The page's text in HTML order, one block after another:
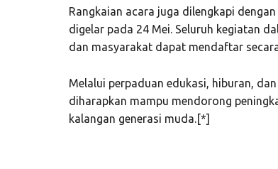
Rangkaian acara juga dilengkapi
digelar pada 24 Mei. Seluruh kegiatan
dan masyarakat dapat mendaftar
Melalui perpaduan edukasi, hiburan,
diharapkan mampu mendorong
kalangan generasi muda.[*]